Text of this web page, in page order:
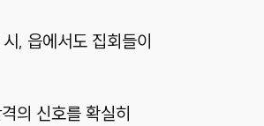
, 읍에서도 집회들이
의 신호를 확실히